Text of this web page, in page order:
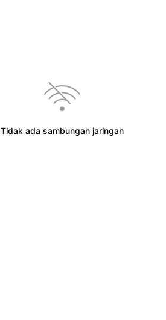
Tidak ada sambungan jaringan